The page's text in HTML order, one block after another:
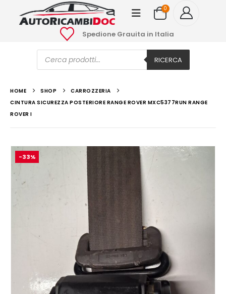
0
Spedione Grauita in Italia
Ricerca
prodotti RICERCA
HOME SHOP
CARROZZERIA
CINTURA SICUREZZA POSTERIORE RANGE ROVER MXC5377RUN RANGE
ROVER I
-33%